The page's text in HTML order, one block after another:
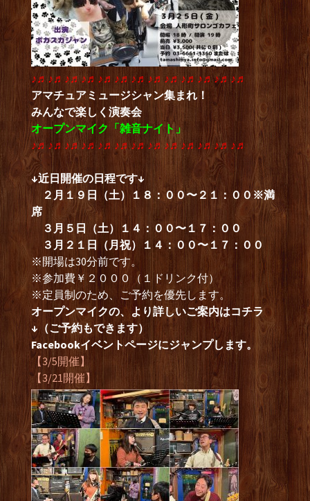
♪♬♪♬♪♬♪♬♪♬♪♬♪♬♪♬♪♬♪♬♪♬♪♬♪♬
アマチュアミュージシャン集まれ！
みんなで楽しく演奏会
オープンマイク「雑音ナイト」
♪♬♪♬♪♬♪♬♪♬♪♬♪♬♪♬♪♬♪♬♪♬♪♬♪♬
↓近日開催の日程です↓
２月１９日（土）１８：００〜２１：００※満
席
３月５日（土）１４：００〜１７：００
３月２１日（月祝）１４：００〜１７：００
※開場は30分前です。
※参加費￥２０００（１ドリンク付）
※定員制のため、ご予約を優先します。
オープンマイクの、より詳しいご案内はコチラ
↓（ご予約もできます）
Facebookイベントページにジャンプします。
【3/5開催】
【3/21開催】